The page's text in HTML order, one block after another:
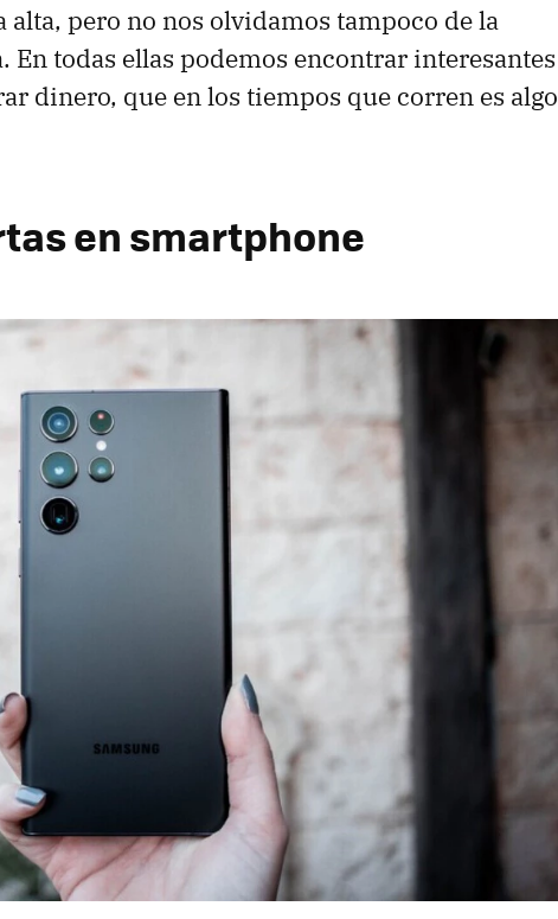
alta, pero no nos olvidamos tampoco de la
En todas ellas podemos encontrar interesantes
dinero, que en los tiempos que corren es algo
en smartphone